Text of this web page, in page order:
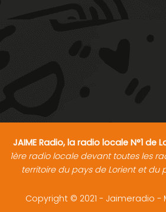
JAIME Radio, la radio locale N°1 de
1ère radio locale devant toutes les
territoire du pays de Lorient et du
Copyright © 2021 - Jaimeradio -